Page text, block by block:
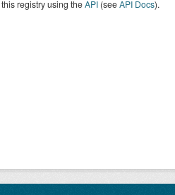
registry using theAPI(seeAPI Docs).